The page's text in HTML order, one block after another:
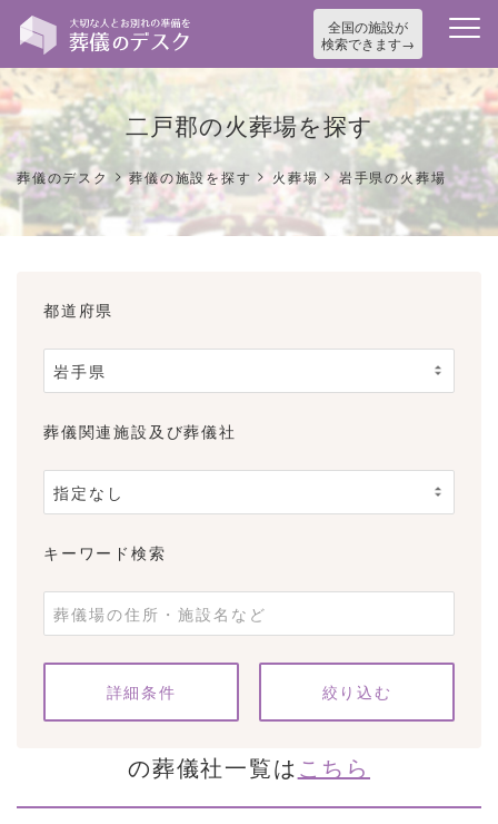
全国の施設が
検索できます
二戸郡の火葬場を探す
葬儀のデスク >葬儀の施設を探す > 火葬場>岩手県の火葬場
都道府県
葬儀関連施設及び葬儀社
キーワード検索
条件をクリア
詳細条件
の葬儀社一覧は こちら